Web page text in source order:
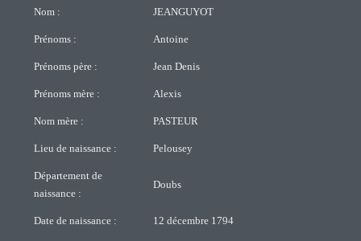
Nom : JEANGUYOT
Prénoms : Antoine
Prénoms père : Jean Denis
Prénoms mère : Alexis
Nom mère : PASTEUR
Lieu de naissance : Pelousey
Département de
naissance :
Doubs
Date de naissance : 12 décembre 1794